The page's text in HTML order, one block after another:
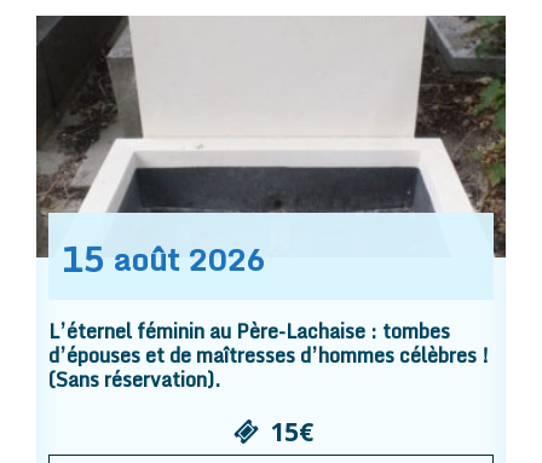
15 août 2026
L’éternel féminin au Père-Lachaise : tombes
d’épouses et de maîtresses d’hommes célèbres !
(Sans réservation).
15€